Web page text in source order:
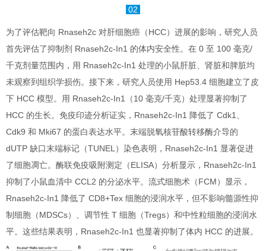
02
为了评估靶向 Rnaseh2c 对肝细胞癌（HCC）进展的影响，研究人员
首先评估了抑制剂 Rnaseh2c-In1 的体内安全性。在 0 至 100 毫克/
千克剂量范围内，用 Rnaseh2c-In1 处理的小鼠肝脏、肾脏和脾脏均
未观察到组织学损伤。接下来，研究人员使用 Hep53.4 细胞建立了皮
下 HCC 模型。用 Rnaseh2c-In1（10 毫克/千克）处理显著抑制了
HCC 的生长。免疫印迹分析证实，Rnaseh2c-In1 降低了 Cdk1、
Cdk9 和 Mki67 的蛋白表达水平。末端脱氧核苷酸转移酶介导的
dUTP 缺口末端标记（TUNEL）染色表明，Rnaseh2c-In1 显著促进
了细胞凋亡。酶联免疫吸附测定（ELISA）分析显示，Rnaseh2c-In1
抑制了小鼠血清中 CCL2 的分泌水平。流式细胞术（FCM）显示，
Rnaseh2c-In1 降低了 CD8+Tex 细胞的浸润水平，但不影响髓源性抑
制细胞（MDSCs）、调节性 T 细胞（Tregs）和中性粒细胞的浸润水
平。这些结果表明，Rnaseh2c-In1 也显著抑制了体内 HCC 的进展。